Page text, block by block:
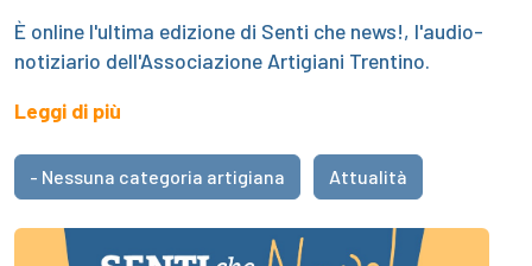
È online l'ultima edizione di Senti che news!, l'audio-
notiziario dell'Associazione Artigiani Trentino.
Leggi di più
- Nessuna categoria artigiana Attualità